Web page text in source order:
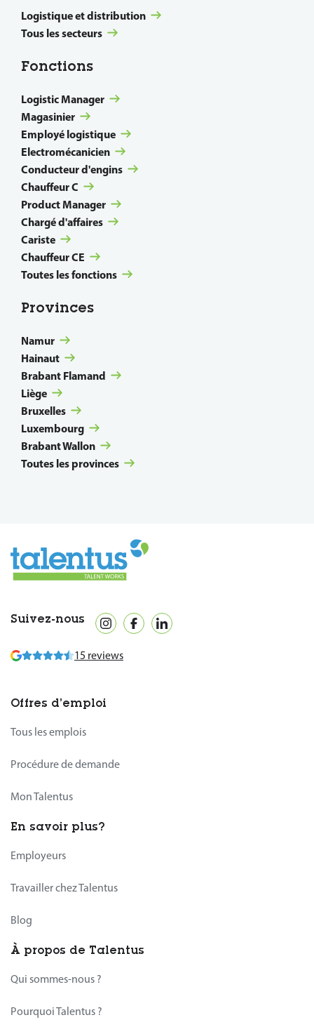
Logistique et distribution
Tous les secteurs
Fonctions
Logistic Manager
Magasinier
Employé logistique
Electromécanicien
Conducteur d'engins
Chauffeur C
Product Manager
Chargé d'affaires
Cariste
Chauffeur CE
Toutes les fonctions
Provinces
Namur
Hainaut
Brabant Flamand
Liège
Bruxelles
Luxembourg
Brabant Wallon
Toutes les provinces
Suivez-nous
15 reviews
Offres d’emploi
Tous les emplois
Procédure de demande
Mon Talentus
En savoir plus?
Employeurs
Travailler chez Talentus
Blog
À propos de Talentus
Qui sommes-nous ?
Pourquoi Talentus ?